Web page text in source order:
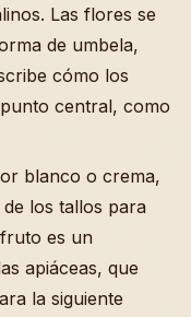
Las flores se
de umbela,
cómo los
central, como
blanco o crema,
los tallos para
es un
apiáceas, que
la siguiente